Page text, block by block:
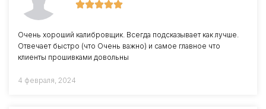
Очень хороший калибровщик. Всегда подсказывает как лучше.
Отвечает быстро (что Очень важно) и самое главное что
клиенты прошивками довольны
4 февраля, 2024